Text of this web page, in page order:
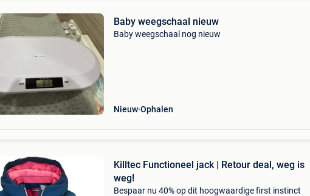
Baby weegschaal nieuw
Baby weegschaal nog nieuw
Nieuw Ophalen
Killtec Functioneel jack | Retour deal, weg is
weg!
Bespaar nu 40% op dit hoogwaardige first instinct